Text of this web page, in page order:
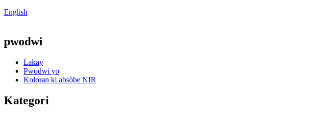
English
pwodwi
Lakay
Pwodwi yo
Koloran ki absòbe NIR
Kategori